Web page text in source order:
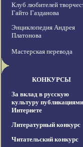
Клуб любителей
Гайто Газданова
Энциклопедия Андрея
Платонова
Мастерская перевода
КОНКУРСЫ
За вклад в русскую
культуру
Интернете
Литературный конкурс
Читательский конкурс